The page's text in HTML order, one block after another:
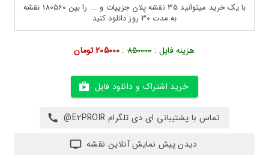
با یک خرید میتوانید 35 نقشه پلان جزییات و ... را بین 180560 نقشه
به مدت 30 روز دانلود کنید
هزینه فایل :850000
: 205000 تومان
خرید اشتراک و دانلود فایل
تماس با پشتیبانی ای دی تلگرام E2PROIR@
دیدن پیش نمایش آنلاین نقشه